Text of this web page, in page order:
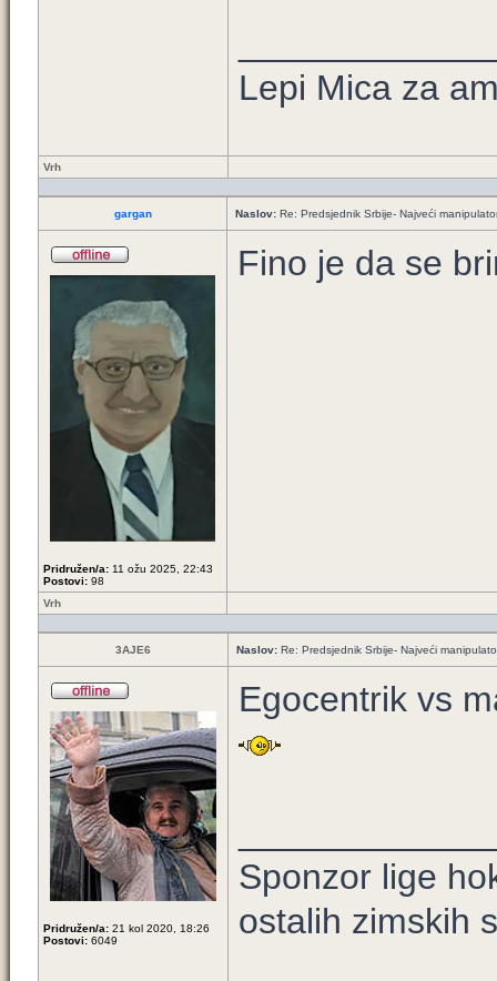
Lepi Mica za
Vrh
gargan Naslov: Re: Predsjednik Srbije- Najveći
Pridružen/a: 11 ožu 2025, 22:43
Postovi: 98
Fino je da se
Vrh
3AJE6 Naslov: Re: Predsjednik Srbije- Najveći
Pridružen/a: 21 kol 2020, 18:26
Postovi: 6049
Egocentrik vs
Sponzor lige
ostalih zimskih